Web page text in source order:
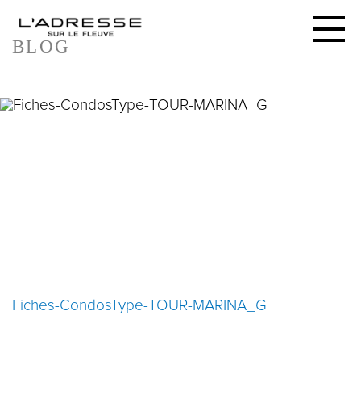
BLOG
Fiches-CondosType-TOUR-MARINA_G